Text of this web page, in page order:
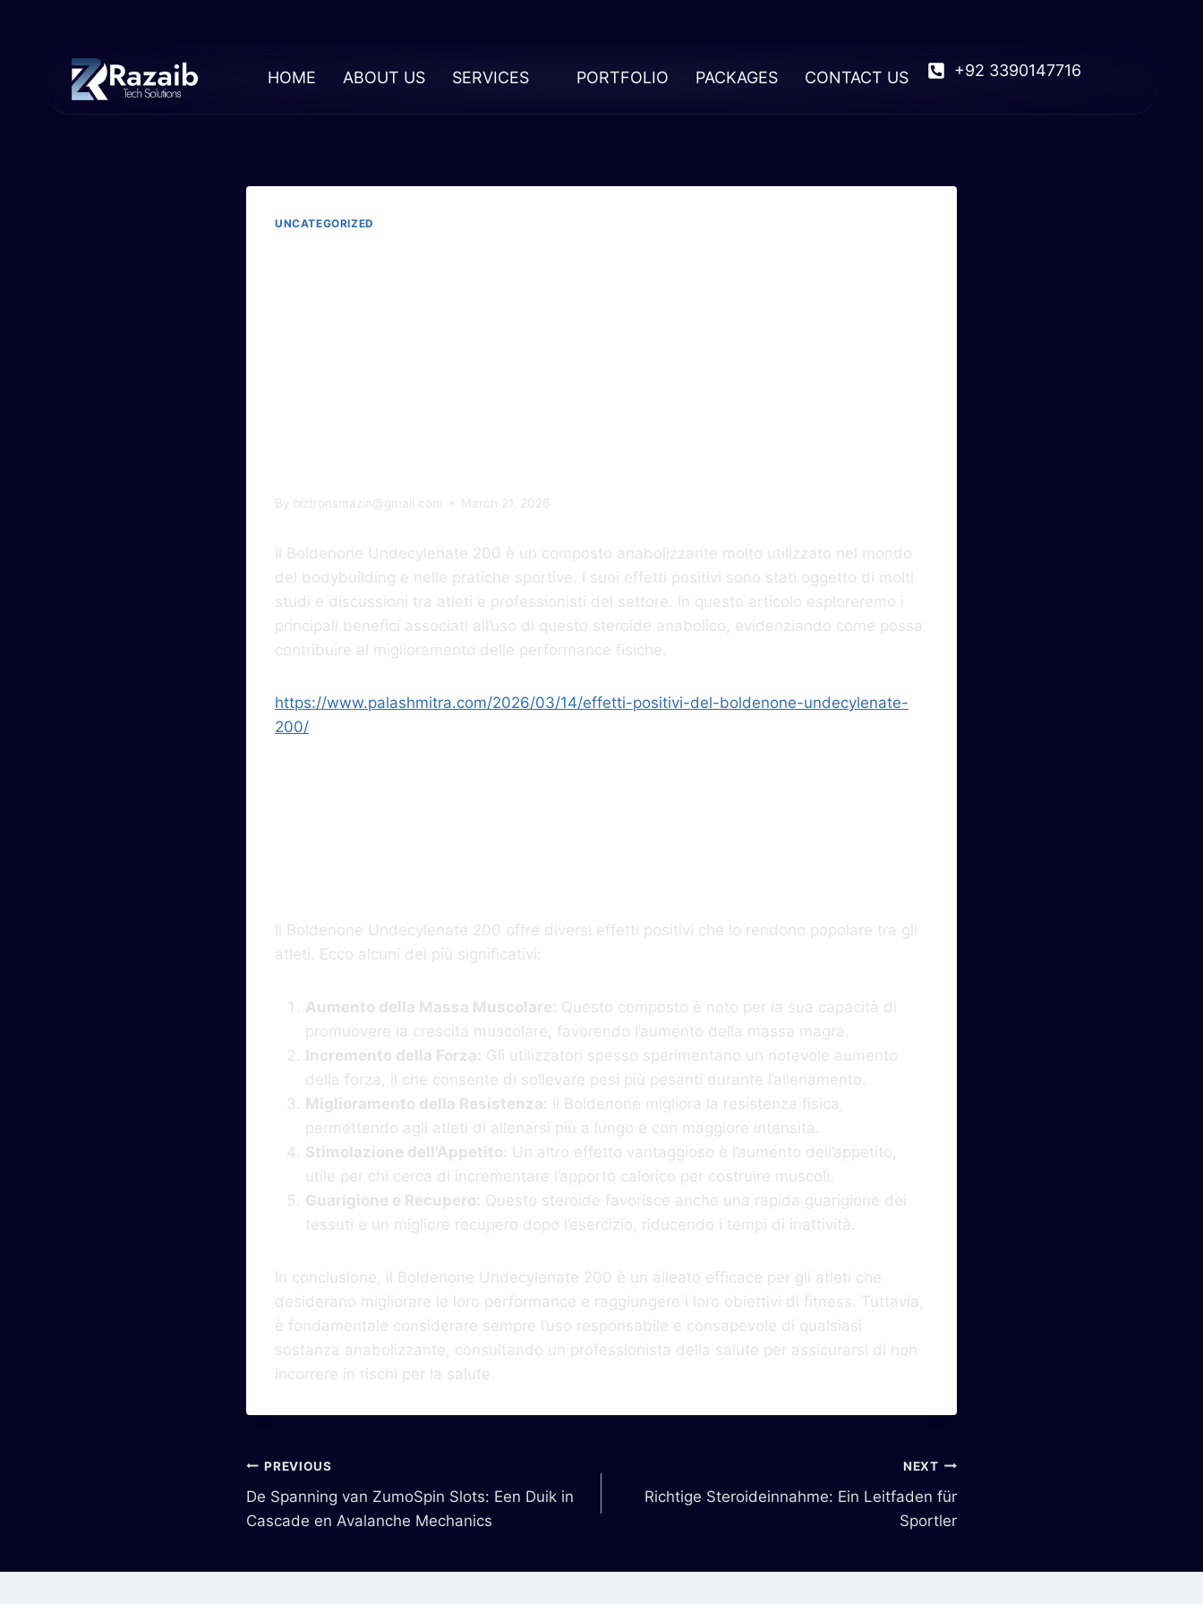
HOME ABOUT US SERVICES PORTFOLIO PACKAGES CONTACT US +92 3390147716
UNCATEGORIZED
By biztronsmazin@gmail.com March 21, 2026
Il Boldenone Undecylenate 200 è un composto anabolizzante molto utilizzato nel mondo
del bodybuilding e nelle pratiche sportive. I suoi effetti positivi sono stati oggetto di molti
studi e discussioni tra atleti e professionisti del settore. In questo articolo esploreremo i
principali benefici associati all’uso di questo steroide anabolico, evidenziando come possa
contribuire al miglioramento delle performance fisiche.
https://www.palashmitra.com/2026/03/14/effetti-positivi-del-boldenone-undecylenate-
200/
Il Boldenone Undecylenate 200 offre diversi effetti positivi che lo rendono popolare tra gli
atleti. Ecco alcuni dei più significativi:
Aumento della Massa Muscolare: Questo composto è noto per la sua capacità di
promuovere la crescita muscolare, favorendo l’aumento della massa magra.
Incremento della Forza: Gli utilizzatori spesso sperimentano un notevole aumento
della forza, il che consente di sollevare pesi più pesanti durante l’allenamento.
Miglioramento della Resistenza: Il Boldenone migliora la resistenza fisica,
permettendo agli atleti di allenarsi più a lungo e con maggiore intensità.
Stimolazione dell’Appetito: Un altro effetto vantaggioso è l’aumento dell’appetito,
utile per chi cerca di incrementare l’apporto calorico per costruire muscoli.
Guarigione e Recupero: Questo steroide favorisce anche una rapida guarigione dei
tessuti e un migliore recupero dopo l’esercizio, riducendo i tempi di inattività.
In conclusione, il Boldenone Undecylenate 200 è un alleato efficace per gli atleti che
desiderano migliorare le loro performance e raggiungere i loro obiettivi di fitness. Tuttavia,
è fondamentale considerare sempre l’uso responsabile e consapevole di qualsiasi
sostanza anabolizzante, consultando un professionista della salute per assicurarsi di non
incorrere in rischi per la salute.
PREVIOUS
De Spanning van ZumoSpin Slots: Een Duik in
Cascade en Avalanche Mechanics
NEXT
Richtige Steroideinnahme: Ein Leitfaden für
Sportler